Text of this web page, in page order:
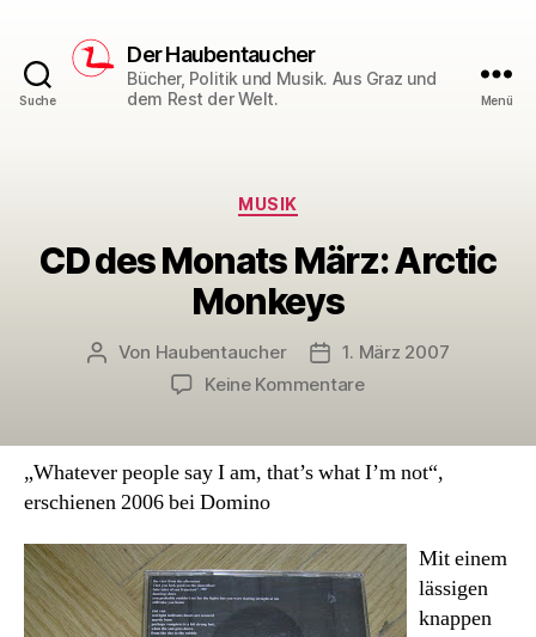
Suche
Der Haubentaucher
Bücher, Politik und Musik. Aus Graz und
dem Rest der Welt.
Menü
Kategorien
MUSIK
CD des Monats März: Arctic
Monkeys
Beitragsautor
Von Haubentaucher Veröffentlichungsdatum
1. März 2007
Keine Kommentarezu
Monats
Monkeys
„Whatever people say I am, that’s what I’m not“,
erschienen 2006 bei Domino
Mit einem
lässigen
knappen